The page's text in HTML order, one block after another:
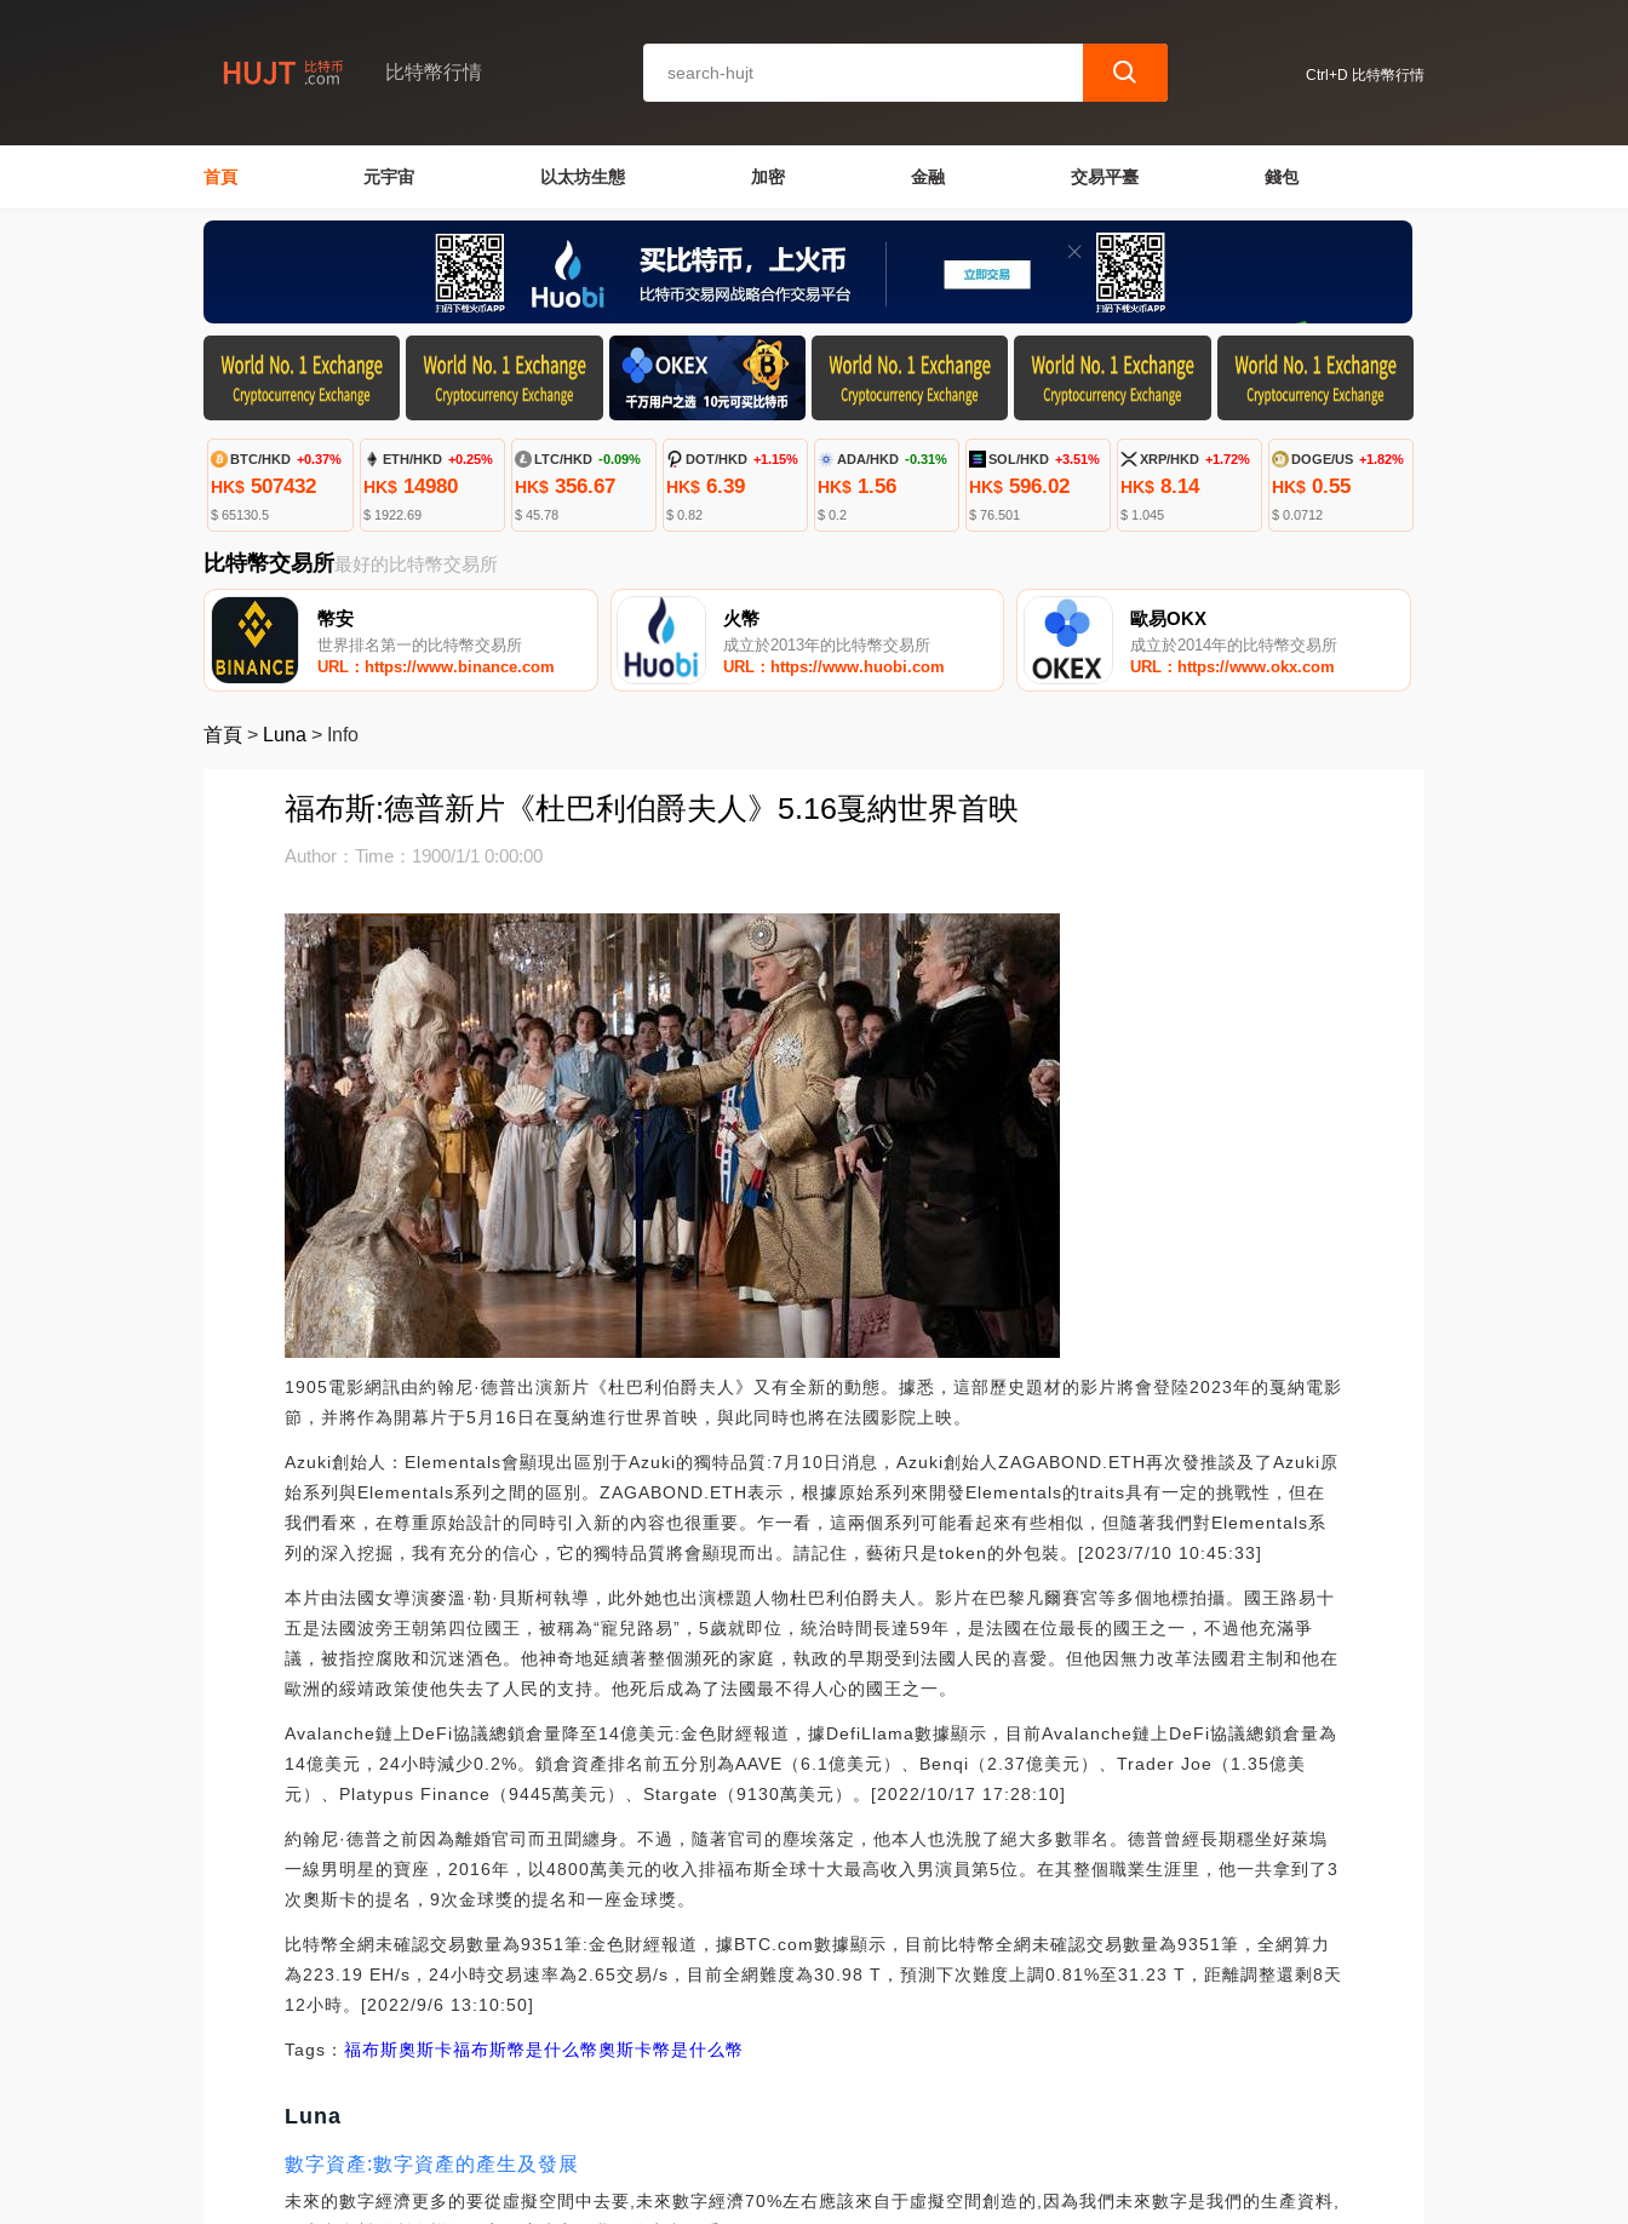
比特幣行情 Ctrl+D 比特幣行情
首頁 元宇宙 以太坊生態 加密 金融 交易平臺 錢包
BTC/HKD +0.37%
HK$ 507432
$ 65130.5
ETH/HKD +0.25%
HK$14980
$ 1922.69
LTC/HKD -0.09%
HK$356.67
$ 45.78
DOT/HKD +1.15%
HK$6.39
$ 0.82
ADA/HKD -0.31%
HK$1.56
$ 0.2
SOL/HKD +3.51%
HK$ 596.02
$ 76.501
XRP/HKD +1.72%
HK$ 8.14
$ 1.045
DOGE/US +1.82%
HK$ 0.55
$ 0.0712
比特幣交易所最好的比特幣交易所
幣安
世界排名第一的比特幣交易所
URL：https://www.binance.com
火幣
成立於2013年的比特幣交易所
URL：https://www.huobi.com
歐易OKX
成立於2014年的比特幣交易所
URL：https://www.okx.com
首頁 > Luna > Info
福布斯:德普新片《杜巴利伯爵夫人》5.16戛納世界首映
Author：Time：1900/1/1 0:00:00
1905電影網訊由約翰尼·德普出演新片《杜巴利伯爵夫人》又有全新的動態。據悉，這部歷史題材的影片將會登陸2023年的戛納電影
節，并將作為開幕片于5月16日在戛納進行世界首映，與此同時也將在法國影院上映。
Azuki創始人：Elementals會顯現出區別于Azuki的獨特品質:7月10日消息，Azuki創始人ZAGABOND.ETH再次發推談及了Azuki原
始系列與Elementals系列之間的區別。ZAGABOND.ETH表示，根據原始系列來開發Elementals的traits具有一定的挑戰性，但在
我們看來，在尊重原始設計的同時引入新的內容也很重要。乍一看，這兩個系列可能看起來有些相似，但隨著我們對Elementals系
列的深入挖掘，我有充分的信心，它的獨特品質將會顯現而出。請記住，藝術只是token的外包裝。[2023/7/10 10:45:33]
本片由法國女導演麥溫·勒·貝斯柯執導，此外她也出演標題人物杜巴利伯爵夫人。影片在巴黎凡爾賽宮等多個地標拍攝。國王路易十
五是法國波旁王朝第四位國王，被稱為“寵兒路易”，5歲就即位，統治時間長達59年，是法國在位最長的國王之一，不過他充滿爭
議，被指控腐敗和沉迷酒色。他神奇地延續著整個瀕死的家庭，執政的早期受到法國人民的喜愛。但他因無力改革法國君主制和他在
歐洲的綏靖政策使他失去了人民的支持。他死后成為了法國最不得人心的國王之一。
Avalanche鏈上DeFi協議總鎖倉量降至14億美元:金色財經報道，據DefiLlama數據顯示，目前Avalanche鏈上DeFi協議總鎖倉量為
14億美元，24小時減少0.2%。鎖倉資產排名前五分別為AAVE（6.1億美元）、Benqi（2.37億美元）、Trader Joe（1.35億美
元）、Platypus Finance（9445萬美元）、Stargate（9130萬美元）。[2022/10/17 17:28:10]
約翰尼·德普之前因為離婚官司而丑聞纏身。不過，隨著官司的塵埃落定，他本人也洗脫了絕大多數罪名。德普曾經長期穩坐好萊塢
一線男明星的寶座，2016年，以4800萬美元的收入排福布斯全球十大最高收入男演員第5位。在其整個職業生涯里，他一共拿到了3
次奧斯卡的提名，9次金球獎的提名和一座金球獎。
比特幣全網未確認交易數量為9351筆:金色財經報道，據BTC.com數據顯示，目前比特幣全網未確認交易數量為9351筆，全網算力
為223.19 EH/s，24小時交易速率為2.65交易/s，目前全網難度為30.98 T，預測下次難度上調0.81%至31.23 T，距離調整還剩8天
12小時。[2022/9/6 13:10:50]
Tags：福布斯奧斯卡福布斯幣是什么幣奧斯卡幣是什么幣
Luna
數字資產:數字資產的產生及發展
未來的數字經濟更多的要從虛擬空間中去要,未來數字經濟70%左右應該來自于虛擬空間創造的,因為我們未來數字是我們的生產資料,